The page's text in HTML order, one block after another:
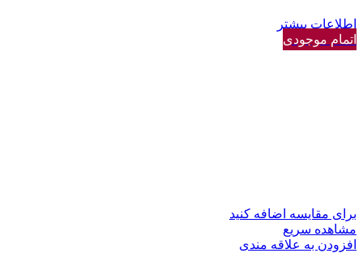
اطلاعات بیشتر
اتمام موجودی
برای مقایسه اضافه کنید
مشاهده سریع
افزودن به علاقه مندی